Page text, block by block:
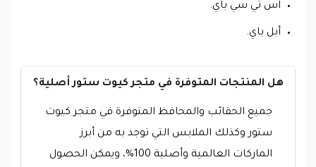
اس تي سي باي.
أبل باي.
هل المنتجات المتوفرة في متجر كيوت ستور أصلية؟
جميع الحقائب والمحافظ المتوفرة في متجر كيوت
ستور وكذلك الملابس التي توجد به من أبرز
الماركات العالمية وأصلية 100%، ويمكن الحصول